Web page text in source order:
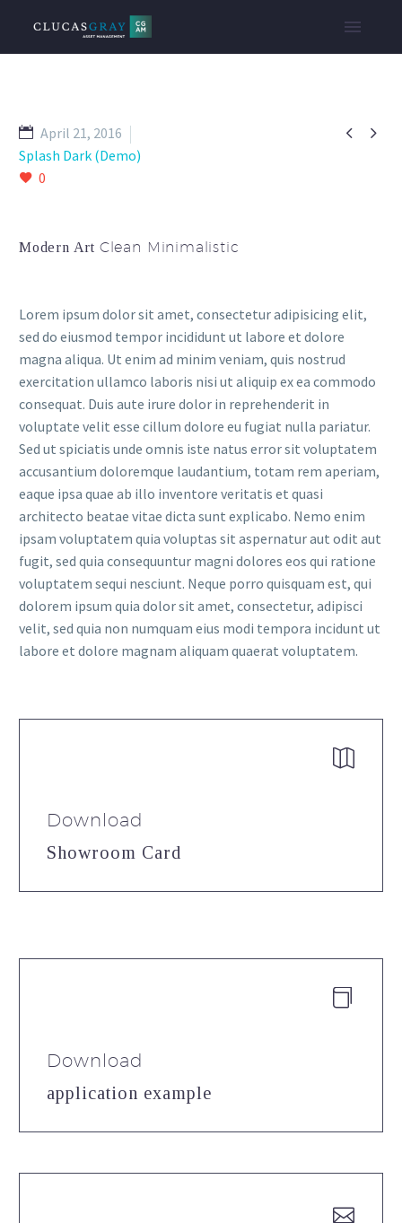
 
April 21, 2016
Splash Dark (Demo)
0
Modern Art Clean Minimalistic
Lorem ipsum dolor sit amet, consectetur adipisicing elit,
sed do eiusmod tempor incididunt ut labore et dolore
magna aliqua. Ut enim ad minim veniam, quis nostrud
exercitation ullamco laboris nisi ut aliquip ex ea commodo
consequat. Duis aute irure dolor in reprehenderit in
voluptate velit esse cillum dolore eu fugiat nulla pariatur.
Sed ut spiciatis unde omnis iste natus error sit voluptatem
accusantium doloremque laudantium, totam rem aperiam,
eaque ipsa quae ab illo inventore veritatis et quasi
architecto beatae vitae dicta sunt explicabo. Nemo enim
ipsam voluptatem quia voluptas sit aspernatur aut odit aut
fugit, sed quia consequuntur magni dolores eos qui ratione
voluptatem sequi nesciunt. Neque porro quisquam est, qui
dolorem ipsum quia dolor sit amet, consectetur, adipisci
velit, sed quia non numquam eius modi tempora incidunt ut
labore et dolore magnam aliquam quaerat voluptatem.


Download
Showroom Card


Download
application example

